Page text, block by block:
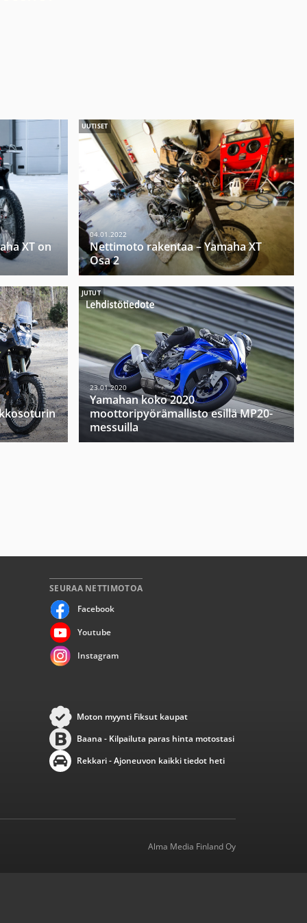
XT on
UUTISET
04.01.2022
Nettimoto rakentaa – Yamaha XT
Osa 2
JUTUT
23.01.2020
Yamahan koko 2020
moottoripyörämallisto esillä MP20-
messuilla
SEURAA NETTIMOTOA
Facebook
Youtube
Instagram
Moton myynti Fiksut kaupat
Baana - Kilpailuta paras hinta motostasi
Rekkari - Ajoneuvon kaikki tiedot heti
Alma Media Finland Oy